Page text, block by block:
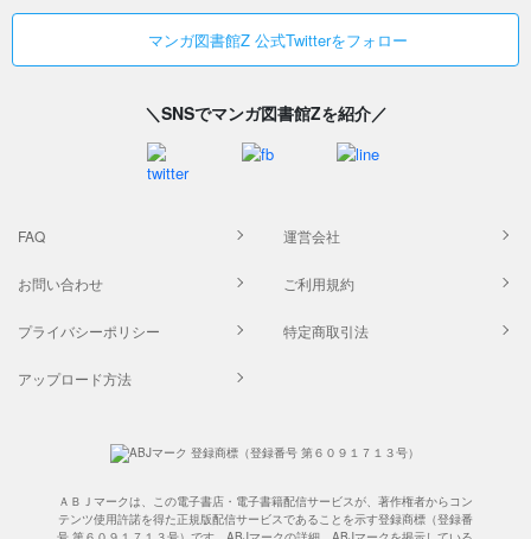
マンガ図書館Z 公式Twitterをフォロー
＼SNSでマンガ図書館Zを紹介／
FAQ 運営会社
お問い合わせ ご利用規約
プライバシーポリシー 特定商取引法
アップロード方法
ＡＢＪマークは、この電子書店・電子書籍配信サービスが、著作権者からコン
テンツ使用許諾を得た正規版配信サービスであることを示す登録商標（登録番